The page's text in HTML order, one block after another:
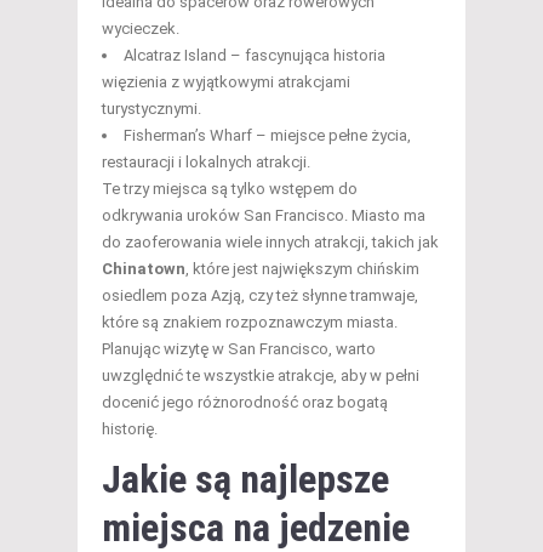
wycieczek.
Alcatraz Island – fascynująca historia
więzienia z wyjątkowymi atrakcjami
turystycznymi.
Fisherman’s Wharf – miejsce pełne życia,
restauracji i lokalnych atrakcji.
Te trzy miejsca są tylko wstępem do
odkrywania uroków San Francisco. Miasto ma
do zaoferowania wiele innych atrakcji, takich jak
Chinatown , które jest największym chińskim
osiedlem poza Azją, czy też słynne tramwaje,
które są znakiem rozpoznawczym miasta.
Planując wizytę w San Francisco, warto
uwzględnić te wszystkie atrakcje, aby w pełni
docenić jego różnorodność oraz bogatą
historię.
Jakie są najlepsze
miejsca na jedzenie